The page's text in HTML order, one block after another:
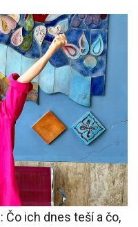
Čo ich dnes teší a čo,